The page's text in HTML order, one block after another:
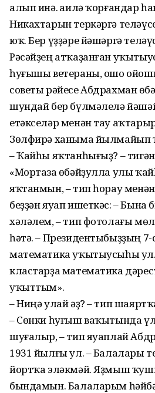
алып инә. Ғаилә ҡорғандар
Никахтарын теркәргә
юҡ. Бер үҙҙәре йәшәргә
Рәсәйҙең атҡаҙанған
һуғышы ветераны, ошо
советы рәйесе Абдрахман
шундай бер бүлмәлелә
етәкселәр менән тау
Зөлфирә ханыма йылмайып
– Ҡайһы яҡтанһығыҙ? –
«Мортаза Ғөбәйҙулла улы
яҡтан­мын, – тип һорау
беҙҙән яуап ишеткәс: –
хәләлем, – тип фотолағы
һәтә. – Президентыбыҙҙың 7-
математика уҡытыусыһы
кластарҙа математика
уҡыттым».
– Ниңә улай әҙ? – тип
– Сөнки һуғыш ваҡытында
шуғалыр, – тип яуаплай
1931 йылғы ул. – Балалары
йортҡа эләкмәй. Яҙмыш
бындамын. Балаларым